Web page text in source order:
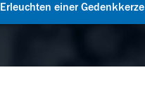
Erleuchten einer Gedenkkerze